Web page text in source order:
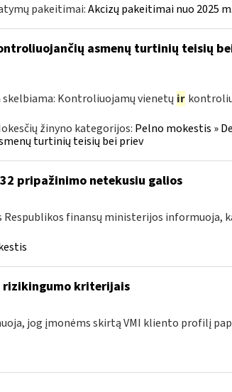
pakeitimai:Akcizų pakeitimai nuo 2025 m.
asmenų turtinių teisių
skelbiama: Kontroliuojamų vienetų ir
žinyno kategorijos: Pelno mokestis »
turtinių teisių bei priev
pripažinimo netekusiu galios
Respublikos finansų ministerijos informuoja,
kriterijais
jog įmonėms skirtą VMI kliento profilį